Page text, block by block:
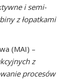
i semi-
z łopatkami
(MAI) –
z
procesów